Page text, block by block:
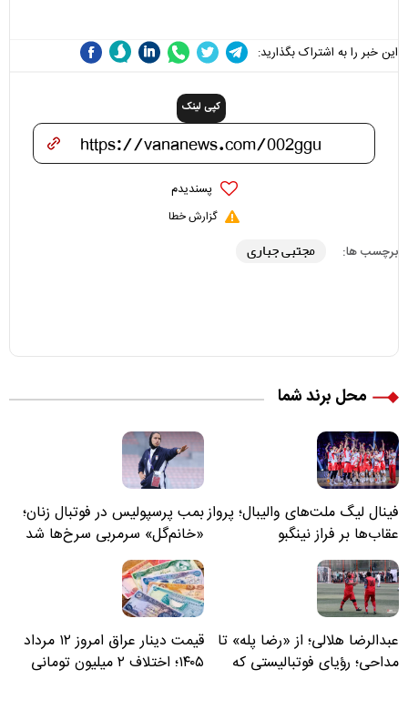
این خبر را به اشتراک بگذارید:
کپی لینک
پسندیدم
گزارش خطا
برچسب ها: مجتبی جباری
محل برند شما
فینال لیگ ملت‌های والیبال؛ پرواز
عقاب‌ها بر فراز نینگبو
بمب پرسپولیس در فوتبال زنان؛
«خانم‌گل» سرمربی سرخ‌ها شد
عبدالرضا هلالی؛ از «رضا پله» تا
مداحی؛ رؤیای فوتبالیستی که
قیمت دینار عراق امروز ۱۲ مرداد
۱۴۰۵؛ اختلاف ۲ میلیون تومانی